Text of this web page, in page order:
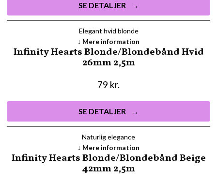
SE DETALJER
Elegant hvid blonde
Infinity Hearts Blonde/Blondebånd Hvid
26mm 2,5m
79 kr.
SE DETALJER
Mere information
Naturlig elegance
Infinity Hearts Blonde/Blondebånd Beige
42mm 2,5m
Mere information